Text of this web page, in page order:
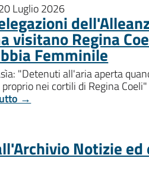
Luglio 2026
visitano Regina
Femminile
"Detenuti all'aria aperta
nei cortili di Regina Coeli"
→
Notizie ed